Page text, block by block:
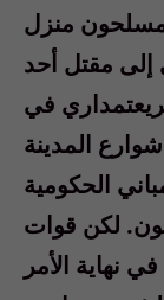
هاجم مسلحون منزل
مقتل أحد
في
المدينة
الحكومية
لكن قوات
نهاية الأمر